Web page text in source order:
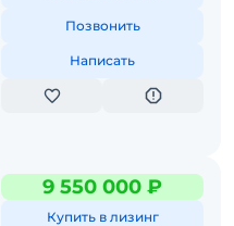
Позвонить
Написать
9 550 000 ₽
Купить в лизинг